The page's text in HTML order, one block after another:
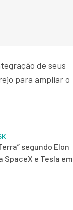
de seus
para ampliar o
segundo Elon
SpaceX e Tesla em